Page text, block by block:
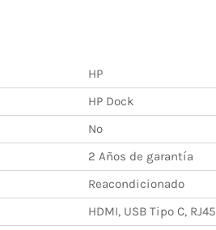
HP
HP Dock
No
2 Años de garantía
Reacondicionado
HDMI, USB Tipo C, RJ45